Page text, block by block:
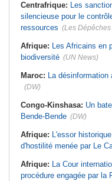
Centrafrique: Les
silencieuse pour le
ressources (Les
Afrique: Les Africains en
biodiversité (UN News)
Maroc: La
(DW)
Congo-Kinshasa: Un
Bende-Bende (DW)
Afrique: L'essor
d'hostilité menée par Le
Afrique: La Cour
procédure engagée par la